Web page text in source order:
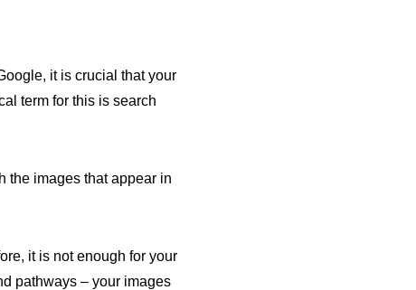
it is crucial that your
term for this is search
the images that appear in
it is not enough for your
pathways – your images